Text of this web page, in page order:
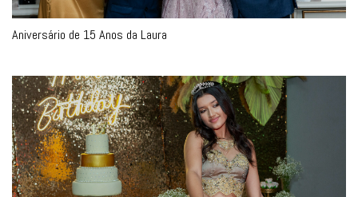
Aniversário de 15 Anos da Laura